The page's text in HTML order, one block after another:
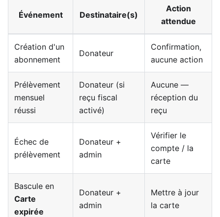
Événement Destinataire(s)
Action
attendue
Création d'un
abonnement
Donateur
Confirmation,
aucune action
Prélèvement
mensuel
réussi
Donateur (si
reçu fiscal
activé)
Aucune —
réception du
reçu
Échec de
prélèvement
Donateur +
admin
Vérifier le
compte / la
carte
Bascule en
Carte
expirée
Donateur +
admin
Mettre à jour
la carte